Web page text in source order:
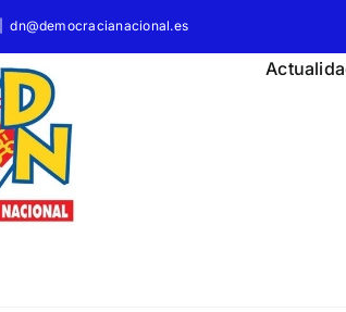
dn@democracianacional.es